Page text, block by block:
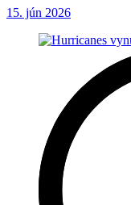
15. jún 2026